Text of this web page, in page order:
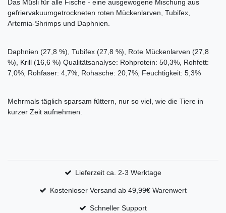
Das Müsli für alle Fische - eine ausgewogene Mischung aus
gefriervakuumgetrockneten roten Mückenlarven, Tubifex,
Artemia-Shrimps und Daphnien.
Daphnien (27,8 %), Tubifex (27,8 %), Rote Mückenlarven (27,8
%), Krill (16,6 %) Qualitätsanalyse: Rohprotein: 50,3%, Rohfett:
7,0%, Rohfaser: 4,7%, Rohasche: 20,7%, Feuchtigkeit: 5,3%
Mehrmals täglich sparsam füttern, nur so viel, wie die Tiere in
kurzer Zeit aufnehmen.
Lieferzeit ca. 2-3 Werktage
Kostenloser Versand ab 49,99€ Warenwert
Schneller Support